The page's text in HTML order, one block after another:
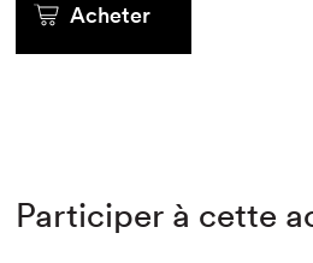
Acheter
Participer à cette